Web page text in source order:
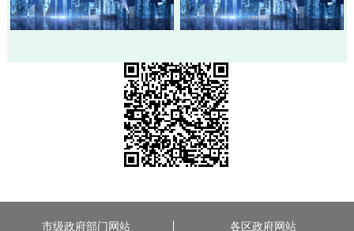
20260730-丰台新闻
20260728-丰台新闻
20260724-丰台新闻
市级政府部门网站 各区政府网站